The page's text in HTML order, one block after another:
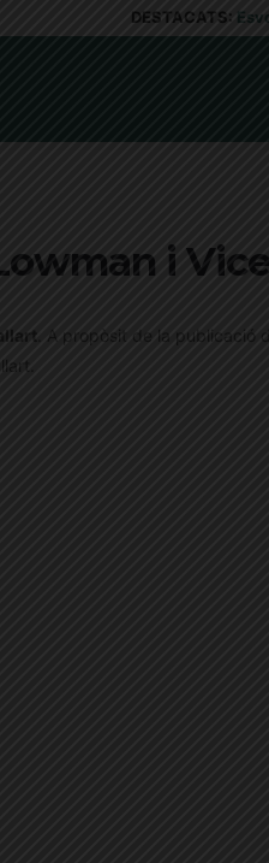
DESTACATS:
i
. A propòsit de la publicació